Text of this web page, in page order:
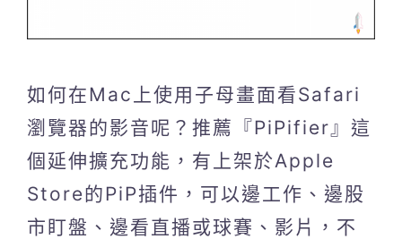
如何在Mac上使用子母畫面看Safari
瀏覽器的影音呢？推薦『PiPifier』這
個延伸擴充功能，有上架於Apple
Store的PiP插件，可以邊工作、邊股
市盯盤、邊看直播或球賽、影片，不